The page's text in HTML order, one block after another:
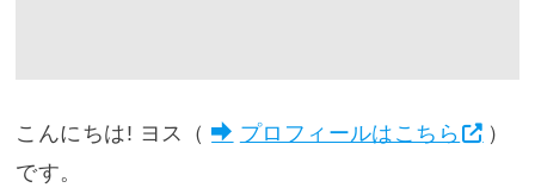
こんにちは! ヨス（ プロフィールはこちら
）
です。